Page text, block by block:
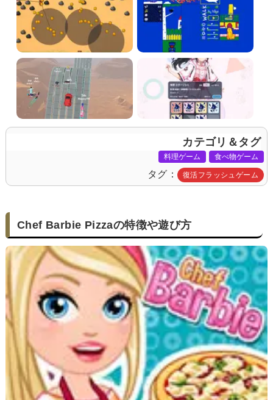
カテゴリ＆タグ
料理ゲーム 食べ物ゲーム
タグ 復活フラッシュゲーム
Chef Barbie Pizzaの特徴や遊び方